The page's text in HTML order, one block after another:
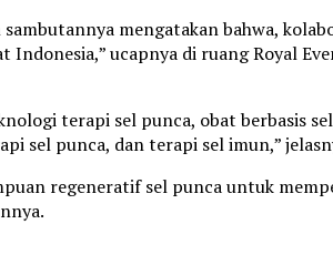
mengatakan bahwa,
ucapnya di ruang Royal
terapi sel punca, obat berbasis
sel punca, dan terapi sel imun,”
regeneratif sel punca untuk